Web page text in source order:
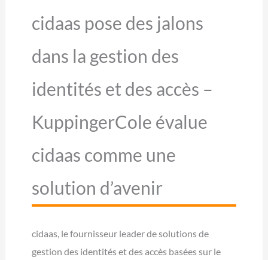
cidaas pose des jalons
dans la gestion des
identités et des accès –
KuppingerCole évalue
cidaas comme une
solution d’avenir
cidaas, le fournisseur leader de solutions de
gestion des identités et des accès basées sur le